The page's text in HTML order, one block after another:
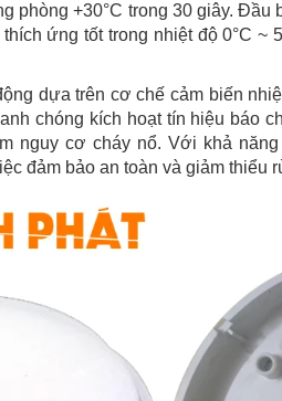
phòng +30°C trong 30 giây.
ứng tốt trong nhiệt độ 0°C ~
dựa trên cơ chế cảm biến
chóng kích hoạt tín hiệu báo
nguy cơ cháy nổ. Với khả
đảm bảo an toàn và giảm thiểu